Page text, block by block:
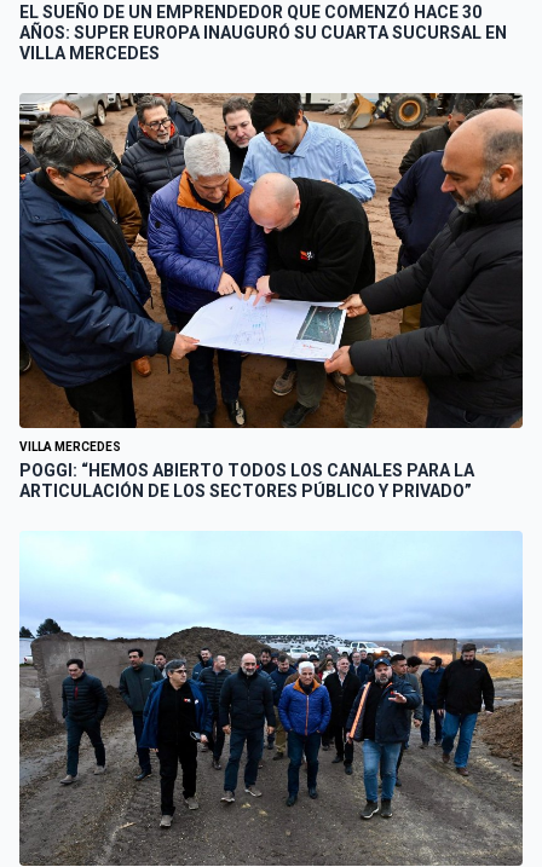
EL SUEÑO DE UN EMPRENDEDOR QUE COMENZÓ HACE 30
AÑOS: SUPER EUROPA INAUGURÓ SU CUARTA SUCURSAL EN
VILLA MERCEDES
VILLA MERCEDES
POGGI: “HEMOS ABIERTO TODOS LOS CANALES PARA LA
ARTICULACIÓN DE LOS SECTORES PÚBLICO Y PRIVADO”